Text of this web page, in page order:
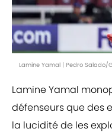
Lamine Yamal | Pedro Salado/
Lamine Yamal
défenseurs que des
la lucidité de les